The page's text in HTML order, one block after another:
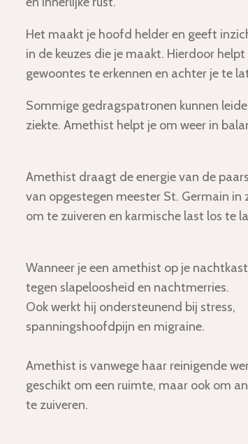
Het maakt je hoofd helder en geeft
in de keuzes die je maakt. Hierdoor
gewoontes te erkennen en achter je te
Sommige gedragspatronen kunnen
ziekte. Amethist helpt je om weer in
Amethist draagt de energie van de
van opgestegen meester St. Germain in
om te zuiveren en karmische last los te
Wanneer je een amethist op je
tegen slapeloosheid en nachtmerries.
Ook werkt hij ondersteunend bij stress,
spanningshoofdpijn en migraine.
Amethist is vanwege haar reinigende
geschikt om een ruimte, maar ook om
te zuiveren.